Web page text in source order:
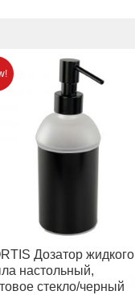
Дозатор жидкого
настольный,
стекло/черный